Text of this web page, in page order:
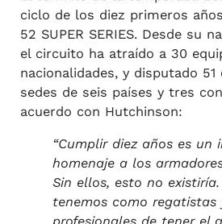
ciclo de los diez primeros
52 SUPER SERIES. Desde su
el circuito ha atraído a 30
nacionalidades, y disputado 51
sedes de seis países y tres
acuerdo con Hutchinson:
“Cumplir diez años es un
homenaje a los
Sin ellos, esto no
tenemos como regatistas